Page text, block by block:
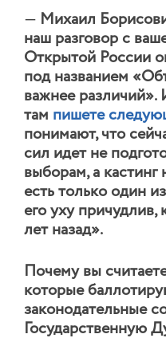
— Михаил
наш разговор с
Открытой России
под названием
важнее различий».
там пишете
понимают, что
сил идет не
выборам, а кастинг
есть только один
его уху причудлив,
лет назад».
Почему вы
которые
законодательные
Государственную